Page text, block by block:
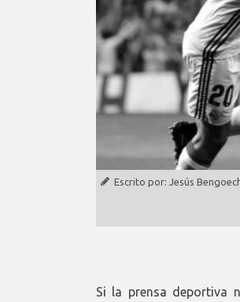
Escrito por: Jesús
Si la prensa deportiva